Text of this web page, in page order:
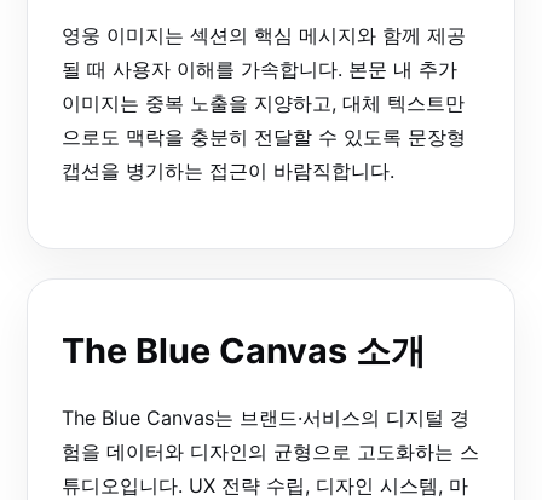
영웅 이미지는 섹션의 핵심 메시지와 함께 제공
될 때 사용자 이해를 가속합니다. 본문 내 추가
이미지는 중복 노출을 지양하고, 대체 텍스트만
으로도 맥락을 충분히 전달할 수 있도록 문장형
캡션을 병기하는 접근이 바람직합니다.
The Blue Canvas 소개
The Blue Canvas는 브랜드·서비스의 디지털 경
험을 데이터와 디자인의 균형으로 고도화하는 스
튜디오입니다. UX 전략 수립, 디자인 시스템, 마